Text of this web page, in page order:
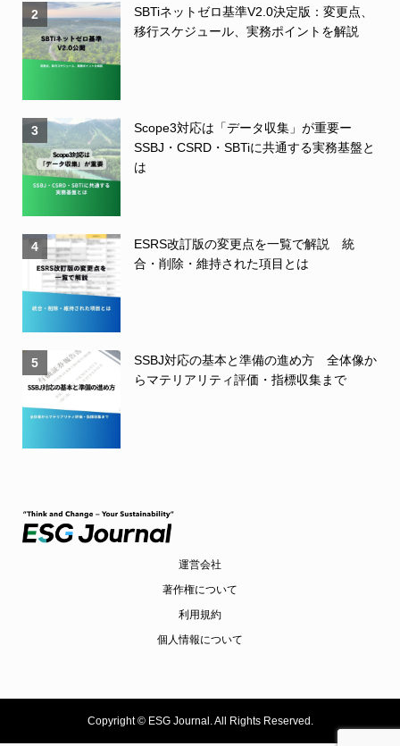
2
SBTiネットゼロ基準V2.0決定版：変更点、
移行スケジュール、実務ポイントを解説
3
Scope3対応は「データ収集」が重要ー
SSBJ・CSRD・SBTiに共通する実務基盤と
は
4
ESRS改訂版の変更点を一覧で解説 統
合・削除・維持された項目とは
5
SSBJ対応の基本と準備の進め方 全体像か
らマテリアリティ評価・指標収集まで
運営会社
著作権について
利用規約
個人情報について
Copyright ©ESG Journal. All Rights Reserved.